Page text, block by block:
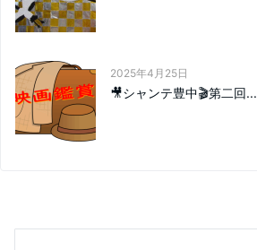
2025年4月25日
🎥シャンテ豊中🎬第二回...